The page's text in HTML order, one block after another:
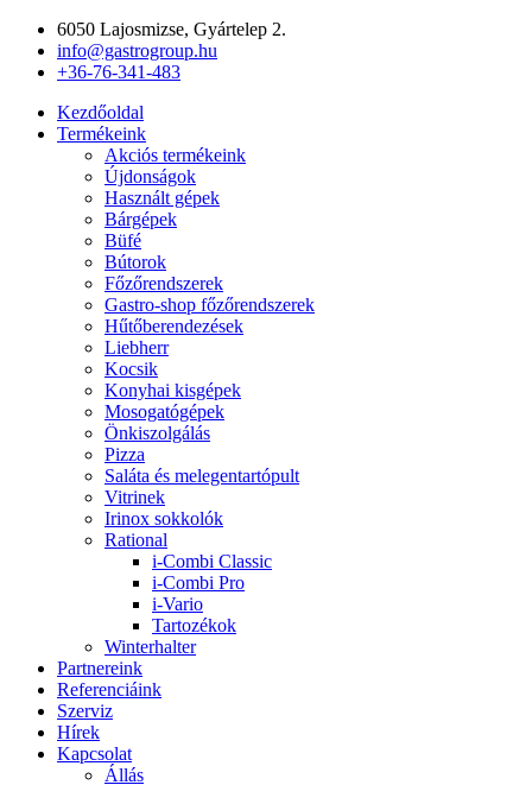
Ugrás
tartalomhoz
6050 Lajosmizse, Gyártelep 2.
info@gastrogroup.hu
+36-76-341-483
Kezdőoldal
Termékeink
Akciós termékeink
Újdonságok
Használt gépek
Bárgépek
Büfé
Bútorok
Főzőrendszerek
Gastro-shop főzőrendszerek
Hűtőberendezések
Liebherr
Kocsik
Konyhai kisgépek
Mosogatógépek
Önkiszolgálás
Pizza
Saláta és melegentartópult
Vitrinek
Irinox sokkolók
Rational
i-Combi Classic
i-Combi Pro
i-Vario
Tartozékok
Winterhalter
Partnereink
Referenciáink
Szerviz
Hírek
Kapcsolat
Állás